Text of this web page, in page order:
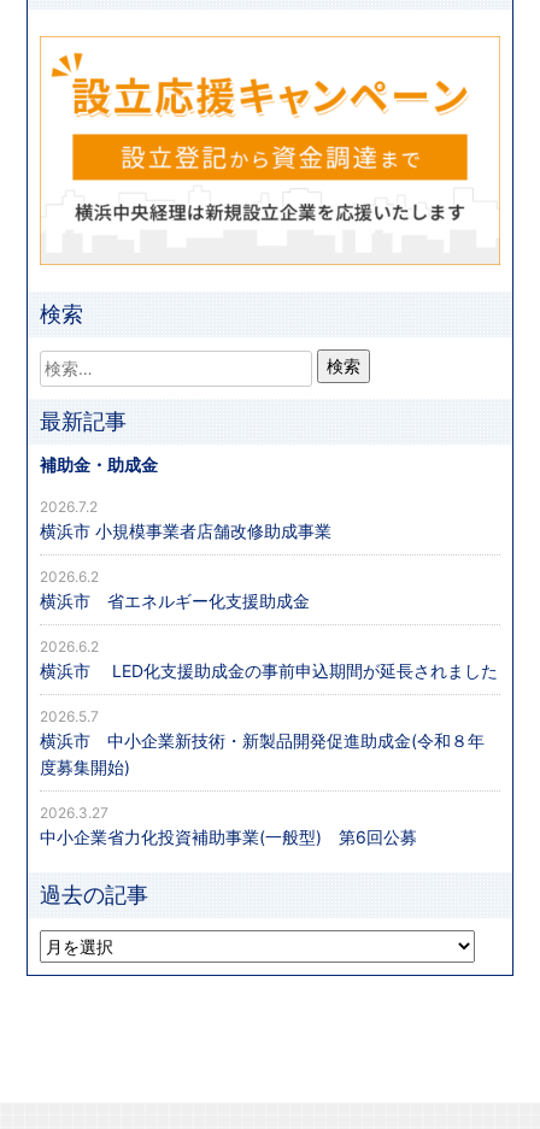
検索
最新記事
補助金・助成金
横浜市 小規模事業者店舗改修助成事業
2026.7.2
横浜市 省エネルギー化支援助成金
2026.6.2
横浜市 LED化支援助成金の事前申込期間が延長されました
2026.6.2
横浜市 中小企業新技術・新製品開発促進助成金(令和８年
度募集開始)
2026.5.7
中小企業省力化投資補助事業(一般型) 第6回公募
2026.3.27
過去の記事